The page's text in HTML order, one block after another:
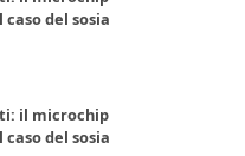
del sosia
il microchip
del sosia